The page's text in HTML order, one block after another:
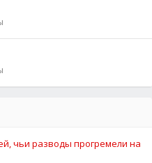
чьи разводы прогремели на